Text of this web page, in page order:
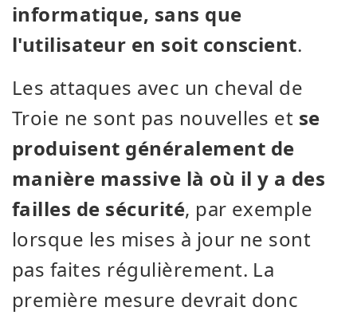
informatique, sans que
l'utilisateur en soit conscient.
Les attaques avec un cheval de
Troie ne sont pas nouvelles et se
produisent généralement de
manière massive là où il y a des
failles de sécurité, par exemple
lorsque les mises à jour ne sont
pas faites régulièrement. La
première mesure devrait donc